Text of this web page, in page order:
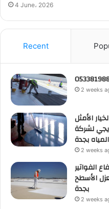
4 June، 2026
Recent
2 weeks
الأمثل
لشركة
بجدة
2 weeks
الفواتير
الأسطح
بجدة
2 weeks